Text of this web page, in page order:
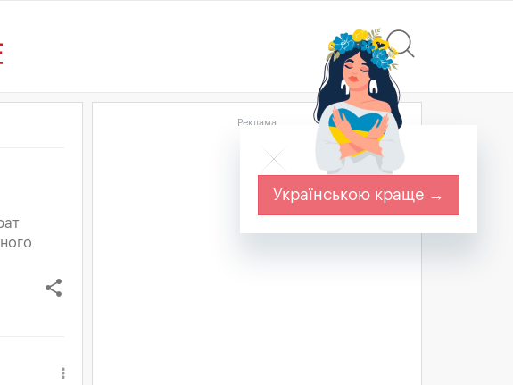
share
Реклама
Українською краще →